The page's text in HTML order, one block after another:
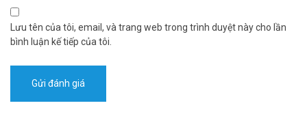
Lưu tên của tôi, email, và trang web trong trình duyệt này cho lần
bình luận kế tiếp của tôi.